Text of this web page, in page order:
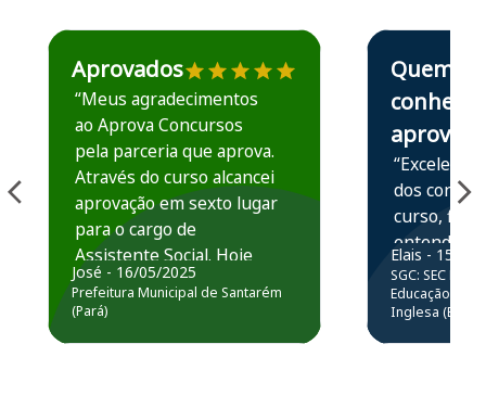
Estudante José recomenda o Aprova Concursos em
Aprovados
“Meus agradecimentos
ao Aprova Concursos
pela parceria que aprova.
Através do curso alcancei
aprovação em sexto lugar
para o cargo de
Assistente Social. Hoje
estou atuando na
Prefeitura de Santarém.
José - 16/05/2025
Prefeitura Municipal de Santarém
(Pará)
Estudante Elais
Quem
conhece,
aprova
“Excelente
dos
curso,
entender e
prática
resolução
questões.”
Elais - 15/07/
SGC: SEC BA
Educação
Inglesa (Edital